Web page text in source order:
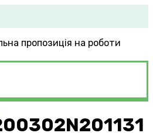
пропозиція на роботи